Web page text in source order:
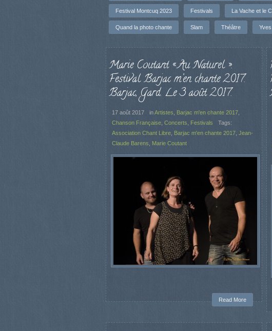
Festival Montcuq 2023 Festivals La Vache et le
Quand la photo chante Slam Théâtre
Marie Coutant « Au Naturel ».
Festival Barjac m’en chante 2017.
Barjac, Gard. Le 3 août 2017.
17 août 2017 inArtistes Barjac m'en chante 2017
Chanson Française Concerts Festivals
Tags:
Association Chant Libre Barjac m'en chante 2017 Jean-
Claude Barens
Marie Coutant
Read More